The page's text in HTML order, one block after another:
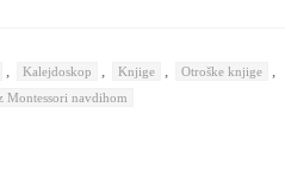
Kalejdoskop Knjige Otroške knjige
Montessori navdihom